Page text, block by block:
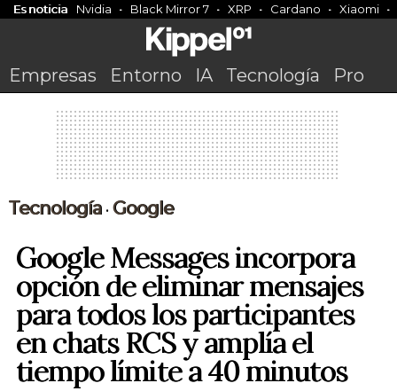
Es noticia Nvidia Black Mirror 7 XRP Cardano Xiaomi
Empresas Entorno IA Tecnología Pro
Tecnología• Google
Google Messages incorpora
opción de eliminar mensajes
para todos los participantes
en chats RCS y amplía el
tiempo límite a 40 minutos